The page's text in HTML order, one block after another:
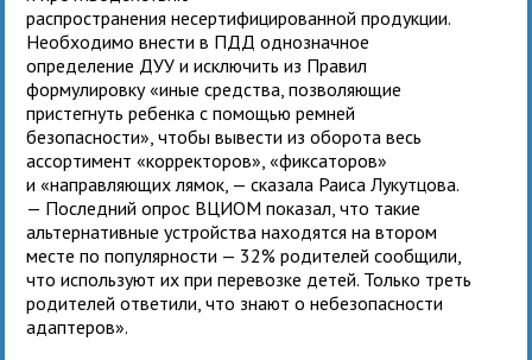
распространения несертифицированной продукции.
Необходимо внести в ПДД однозначное
определение ДУУ и исключить из Правил
формулировку «иные средства, позволяющие
пристегнуть ребенка с помощью ремней
безопасности», чтобы вывести из оборота весь
ассортимент «корректоров», «фиксаторов»
и «направляющих лямок, — сказала Раиса Лукутцова.
— Последний опрос ВЦИОМ показал, что такие
альтернативные устройства находятся на втором
месте по популярности — 32% родителей сообщили,
что используют их при перевозке детей. Только треть
родителей ответили, что знают о небезопасности
адаптеров».